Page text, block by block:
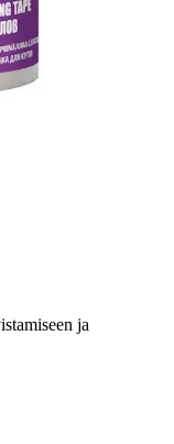
ja